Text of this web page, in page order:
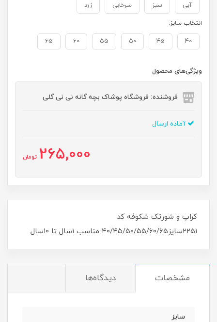
آبی سبز سرخابی زرد
انتخاب سایز:
40
45
50
55
60
65
ویژگی‌های محصول
فروشنده: فروشگاه پوشاک بچه گانه نی نی گلی
آماده ارسال
265,000 تومان
کراپ و شورتک شکوفه کد
۲۲۵۱سایز۴۰/۴۵/۵۰/۵۵/۶۰/۶۵ مناسب ۱سال تا ۱۰سال
مشخصات دیدگاه‌ها
سایز